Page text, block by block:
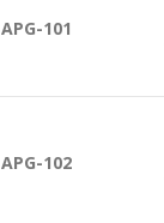
APG-101
APG-102